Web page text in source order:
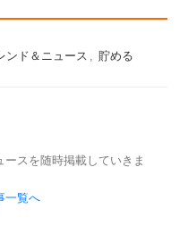
ンド＆ニュース 貯める
スを随時掲載していきま
一覧へ